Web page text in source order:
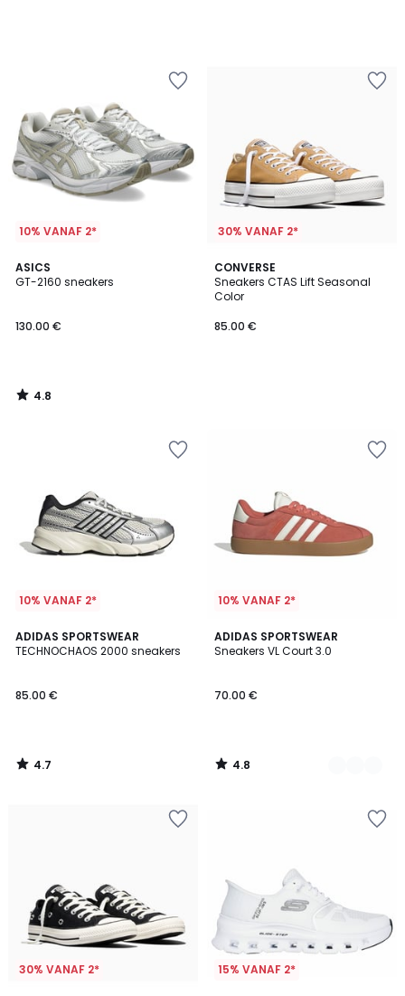
10% VANAF 2*
ASICS
GT-2160 sneakers
130.00 €
4.8
/ 5
4.8
/
30% VANAF 2*
CONVERSE
Sneakers CTAS Lift Seasonal
Color
85.00 €
10% VANAF 2*
ADIDAS SPORTSWEAR
TECHNOCHAOS 2000 sneakers
85.00 €
4.7
/ 5
4.7
/
10% VANAF 2*
ADIDAS SPORTSWEAR
Sneakers VL Court 3.0
70.00 €
4.8
/ 5
5
Kleuren
4.8
/
30% VANAF 2* 15% VANAF 2*